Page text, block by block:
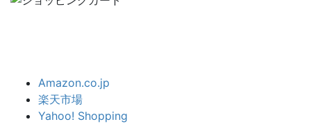
Amazon.co.jp
楽天市場
Yahoo! Shopping